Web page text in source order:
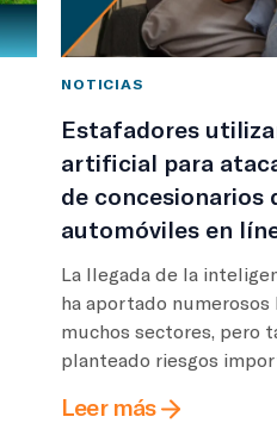
NOTICIAS
Estafadores
artificial para
de concesionarios
automóviles en
La llegada de la
ha aportado numerosos
muchos sectores, pero
planteado riesgos
Leer más